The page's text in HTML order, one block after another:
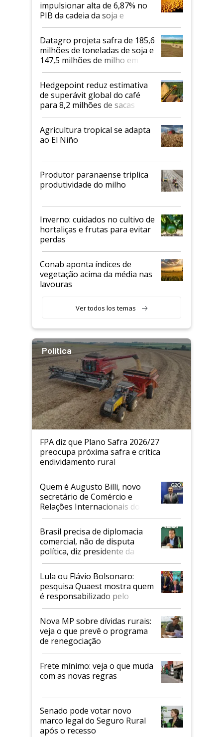
impulsionar alta de 6,87% no
PIB da cadeia da soja e
biodiesel em 2026
Datagro projeta safra de 185,6
milhões de toneladas de soja e
147,5 milhões de milho em
2026/27
Hedgepoint reduz estimativa
de superávit global do café
para 8,2 milhões de sacas
Agricultura tropical se adapta
ao El Niño
Produtor paranaense triplica
produtividade do milho
Inverno: cuidados no cultivo de
hortaliças e frutas para evitar
perdas
Conab aponta índices de
vegetação acima da média nas
lavouras
Ver todos los temas
Política
FPA diz que Plano Safra 2026/27
preocupa próxima safra e critica
endividamento rural
Quem é Augusto Billi, novo
secretário de Comércio e
Relações Internacionais do
Mapa
Brasil precisa de diplomacia
comercial, não de disputa
política, diz presidente da
Faesp
Lula ou Flávio Bolsonaro:
pesquisa Quaest mostra quem
é responsabilizado pelo
tarifaço dos EUA
Nova MP sobre dívidas rurais:
veja o que prevê o programa
de renegociação
Frete mínimo: veja o que muda
com as novas regras
Senado pode votar novo
marco legal do Seguro Rural
após o recesso